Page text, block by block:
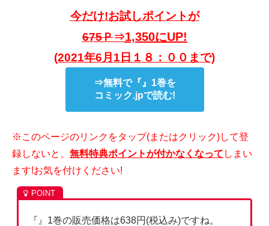
今だけ!お試しポイントが
675Ｐ⇒1,350にUP!
(2021年6月1日１８：００まで)
⇒無料で『』1巻を
コミック.jpで読む!
※このページのリンクをタップ(またはクリック)して登
録しないと、 無料特典ポイントが付かなくなって しまい
ます!お気を付けください!
『』1巻の販売価格は638円(税込み)ですね。